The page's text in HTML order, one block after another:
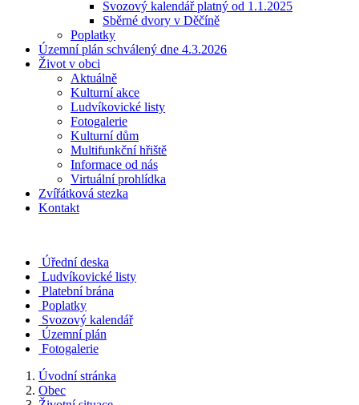
Svozový kalendář platný od 1.1.2025
Sběrné dvory v Děčíně
Poplatky
Územní plán schválený dne 4.3.2026
Život v obci
Aktuálně
Kulturní akce
Ludvíkovické listy
Fotogalerie
Kulturní dům
Multifunkční hřiště
Informace od nás
Virtuální prohlídka
Zvířátková stezka
Kontakt
Úřední deska
Ludvíkovické listy
Platební brána
Poplatky
Svozový kalendář
Územní plán
Fotogalerie
Úvodní stránka
Obec